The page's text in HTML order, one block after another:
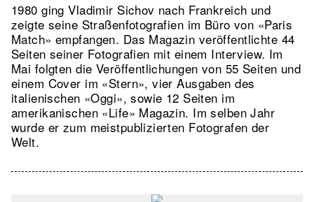
1980 ging Vladimir Sichov nach Frankreich und
zeigte seine Straßenfotografien im Büro von «Paris
Match» empfangen. Das Magazin veröffentlichte 44
Seiten seiner Fotografien mit einem Interview. Im
Mai folgten die Veröffentlichungen von 55 Seiten und
einem Cover im «Stern», vier Ausgaben des
italienischen «Oggi», sowie 12 Seiten im
amerikanischen «Life» Magazin. Im selben Jahr
wurde er zum meistpublizierten Fotografen der
Welt.